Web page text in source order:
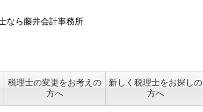
税理士の変更をお考えの
方へ
新しく税理士をお探しの
方へ